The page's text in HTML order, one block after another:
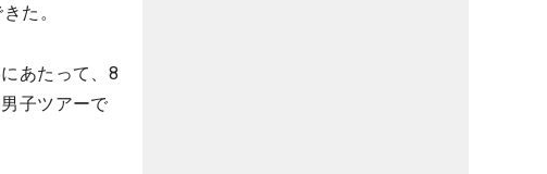
た。
あたって、8
子ツアーで